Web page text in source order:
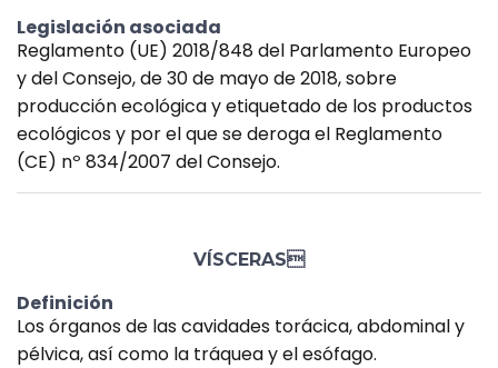
Legislación asociada
Reglamento (UE) 2018/848 del Parlamento Europeo
y del Consejo, de 30 de mayo de 2018, sobre
producción ecológica y etiquetado de los productos
ecológicos y por el que se deroga el Reglamento
(CE) nº 834/2007 del Consejo.
VÍSCERAS
Definición
Los órganos de las cavidades torácica, abdominal y
pélvica, así como la tráquea y el esófago.